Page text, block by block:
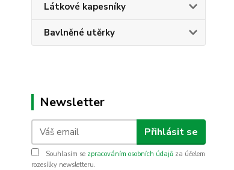
Látkové kapesníky
Bavlněné utěrky
Newsletter
Přihlásit se
Souhlasím se zpracováním osobních údajů za účelem
rozesílky newsletteru.